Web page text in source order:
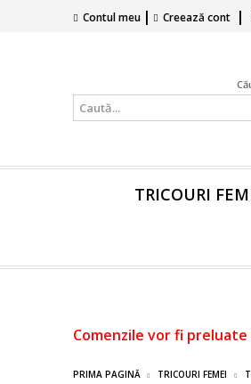
Contul meu | Creează cont |
TRICOURI
Comenzile vor fi
PRIMA PAGINĂ TRICOURI FEMEI